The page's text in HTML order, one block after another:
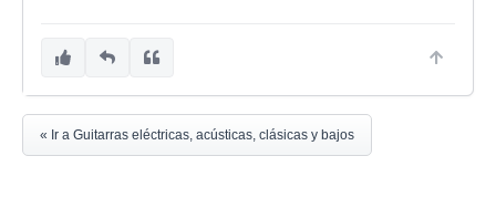
« Ir a Guitarras eléctricas, acústicas, clásicas y bajos